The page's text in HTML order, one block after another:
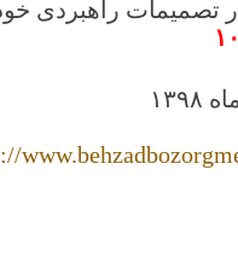
در تصمیمات راهبردی
۱۰
۱۳۹۸